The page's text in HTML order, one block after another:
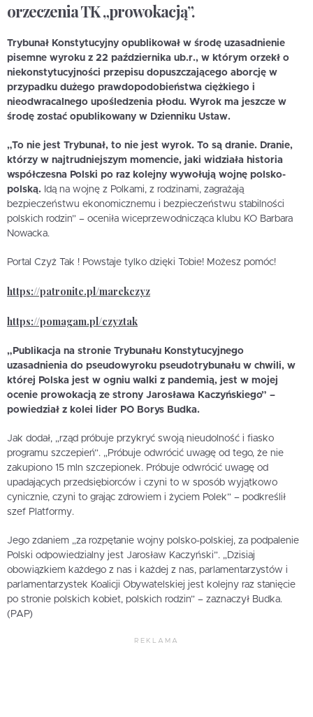
orzeczenia TK „prowokacją”.
Trybunał Konstytucyjny opublikował w środę uzasadnienie
pisemne wyroku z 22 października ub.r., w którym orzekł o
niekonstytucyjności przepisu dopuszczającego aborcję w
przypadku dużego prawdopodobieństwa ciężkiego i
nieodwracalnego upośledzenia płodu. Wyrok ma jeszcze w
środę zostać opublikowany w Dzienniku Ustaw.
„To nie jest Trybunał, to nie jest wyrok. To są dranie. Dranie,
którzy w najtrudniejszym momencie, jaki widziała historia
współczesna Polski po raz kolejny wywołują wojnę polsko-
polską. Idą na wojnę z Polkami, z rodzinami, zagrażają
bezpieczeństwu ekonomicznemu i bezpieczeństwu stabilności
polskich rodzin” – oceniła wiceprzewodnicząca klubu KO Barbara
Nowacka.
Portal Czyż Tak ! Powstaje tylko dzięki Tobie! Możesz pomóc!
https://patronite.pl/marekczyz
https://pomagam.pl/czyztak
„Publikacja na stronie Trybunału Konstytucyjnego
uzasadnienia do pseudowyroku pseudotrybunału w chwili, w
której Polska jest w ogniu walki z pandemią, jest w mojej
ocenie prowokacją ze strony Jarosława Kaczyńskiego” –
powiedział z kolei lider PO Borys Budka.
Jak dodał, „rząd próbuje przykryć swoją nieudolność i fiasko
programu szczepień”. „Próbuje odwrócić uwagę od tego, że nie
zakupiono 15 mln szczepionek. Próbuje odwrócić uwagę od
upadających przedsiębiorców i czyni to w sposób wyjątkowo
cynicznie, czyni to grając zdrowiem i życiem Polek” – podkreślił
szef Platformy.
Jego zdaniem „za rozpętanie wojny polsko-polskiej, za podpalenie
Polski odpowiedzialny jest Jarosław Kaczyński”. „Dzisiaj
obowiązkiem każdego z nas i każdej z nas, parlamentarzystów i
parlamentarzystek Koalicji Obywatelskiej jest kolejny raz stanięcie
po stronie polskich kobiet, polskich rodzin” – zaznaczył Budka.
(PAP)
REKLAMA